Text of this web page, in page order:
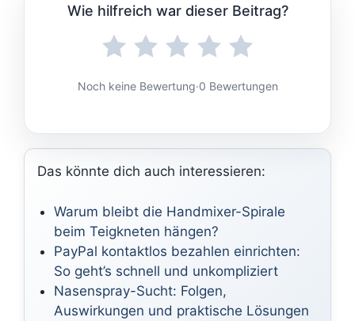
Wie hilfreich war dieser Beitrag?
Noch keine Bewertung·0 Bewertungen
Das könnte dich auch interessieren:
Warum bleibt die Handmixer-Spirale
beim Teigkneten hängen?
PayPal kontaktlos bezahlen einrichten:
So geht’s schnell und unkompliziert
Nasenspray-Sucht: Folgen,
Auswirkungen und praktische Lösungen